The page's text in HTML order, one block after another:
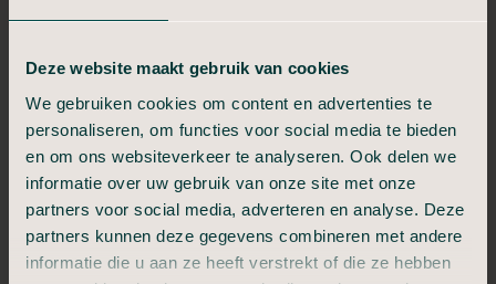
Deze website maakt gebruik van cookies
We gebruiken cookies om content en advertenties te
personaliseren, om functies voor social media te bieden
en om ons websiteverkeer te analyseren. Ook delen we
informatie over uw gebruik van onze site met onze
partners voor social media, adverteren en analyse. Deze
partners kunnen deze gegevens combineren met andere
informatie die u aan ze heeft verstrekt of die ze hebben
Alles van In Stilte, plus:
Uitvaartkist met eikenfolie
Telefonische bespreking uitvaart
Aangifte overlijden geregeld
Moment van afscheid (30 min)
Plan een adviesgesprek